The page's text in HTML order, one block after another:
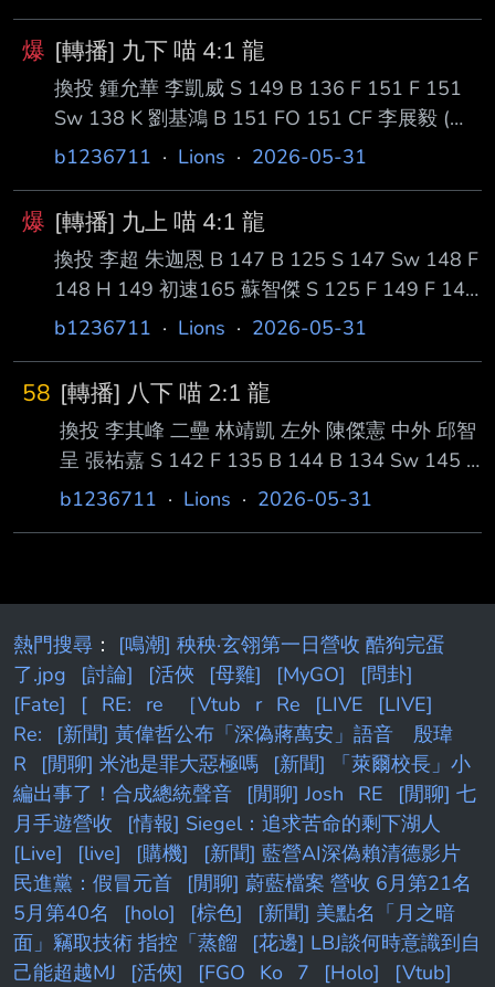
BB 134 戴伯丞 B 136 B 134 F 144 FO 145 魔
力藍 49球 --
爆 [轉播] 九下 喵 4:1 龍
換投 鍾允華 李凱威 S 149 B 136 F 151 F 151
Sw 138 K 劉基鴻 B 151 FO 151 CF 李展毅 (代
張政禹 S 153 B 139 Sw 140 B 141 B 153 Sw
有贏 救援成功 --
b1236711 · Lions · 2026-05-31
爆 [轉播] 九上 喵 4:1 龍
換投 李超 朱迦恩 B 147 B 125 S 147 Sw 148 F
148 H 149 初速165 蘇智傑 S 125 F 149 F 148
GO 132 類短打 林子豪 B 150 B 123 S 126 GO
3:1 陳聖平 陳重羽 陳傑憲 --
b1236711 · Lions · 2026-05-31
58 [轉播] 八下 喵 2:1 龍
換投 李其峰 二壘 林靖凱 左外 陳傑憲 中外 邱智
呈 張祐嘉 S 142 F 135 B 144 B 134 Sw 145 K
郭天信 S 146 GO 145 2B 朱育賢 B 146 FO LF
b1236711 · Lions · 2026-05-31
熱門搜尋 ： [鳴潮] 秧秧·玄翎第一日營收 酷狗完蛋
了.jpg
[討論] [活俠 [母雞] [MyGO]
[問卦]
[Fate]
[ RE: re ［Vtub r Re [LIVE
[LIVE]
Re:
[新聞] 黃偉哲公布「深偽蔣萬安」語音 殷瑋
R
[閒聊] 米池是罪大惡極嗎
[新聞] 「萊爾校長」小
編出事了！合成總統聲音
[閒聊] Josh RE
[閒聊] 七
月手遊營收
[情報] Siegel：追求苦命的剩下湖人
[Live]
[live] [購機]
[新聞] 藍營AI深偽賴清德影片
民進黨：假冒元首
[閒聊] 蔚藍檔案 營收 6月第21名
5月第40名
[holo] [棕色]
[新聞] 美點名「月之暗
面」竊取技術 指控「蒸餾
[花邊] LBJ談何時意識到自
己能超越MJ
[活俠] [FGO Ko 7 [Holo]
[Vtub]